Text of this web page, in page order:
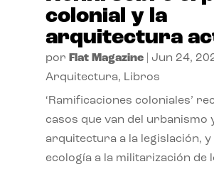
colonial y la
arquitectura
por Flat Magazine| Jun 24,
Arquitectura, Libros
‘Ramificaciones coloniales’
casos que van del urbanismo
arquitectura a la legislación, y
ecología a la militarización de